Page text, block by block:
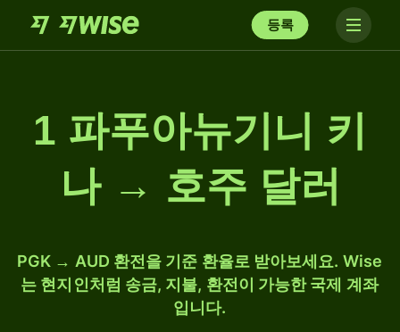
등록
1 파푸아뉴기니 키
나 → 호주 달러
PGK → AUD 환전을 기준 환율로 받아보세요. Wise
는 현지인처럼 송금, 지불, 환전이 가능한 국제 계좌
입니다.